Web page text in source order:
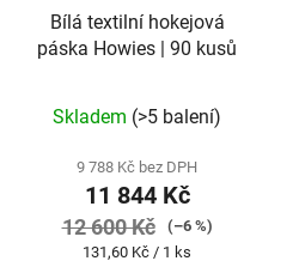
Bílá textilní hokejová
páska Howies | 90 kusů
Skladem (>5 balení)
9 788 Kč bez DPH
11 844 Kč
12 600 Kč
(–6 %)
Měrná
131,60 Kč / 1 ks